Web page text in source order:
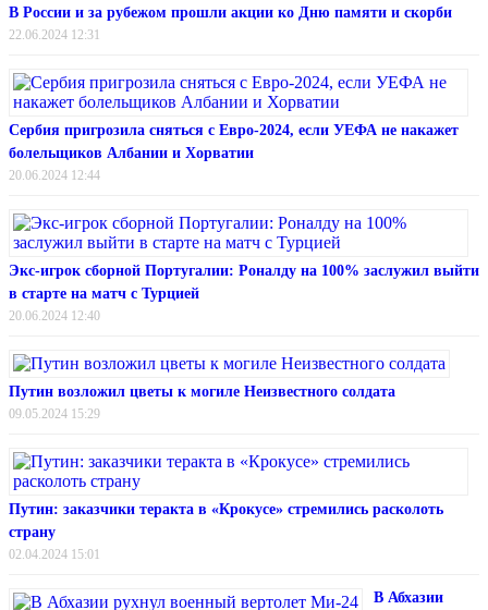
В России и за рубежом прошли акции ко Дню памяти и скорби
22.06.2024 12:31
Сербия пригрозила сняться с Евро-2024, если УЕФА не накажет
болельщиков Албании и Хорватии
20.06.2024 12:44
Экс-игрок сборной Португалии: Роналду на 100% заслужил выйти
в старте на матч с Турцией
20.06.2024 12:40
Путин возложил цветы к могиле Неизвестного солдата
09.05.2024 15:29
Путин: заказчики теракта в «Крокусе» стремились расколоть
страну
02.04.2024 15:01
В Абхазии